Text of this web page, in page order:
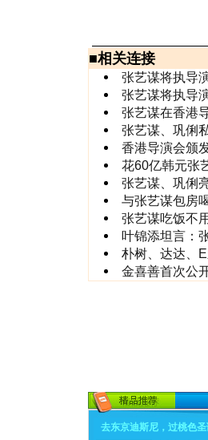
■相关连接
张艺谋将执导
张艺谋将执导
张艺谋在香港
张艺谋、巩俐
香港导演会颁
花60亿韩元张
张艺谋、巩俐
与张艺谋包房
张艺谋吃饭不
叶锦添坦言：
朴树、达达、
金喜善首次公
去东京迪斯尼，过桃色